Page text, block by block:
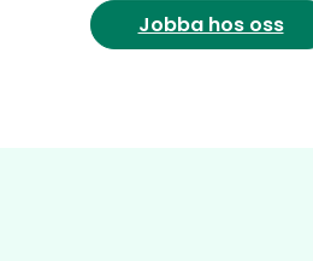
Jobba hos oss